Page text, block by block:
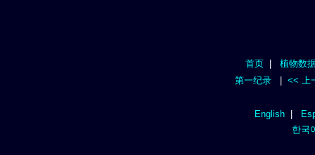
首页
植物数
第一纪录| << 上
English|
한국